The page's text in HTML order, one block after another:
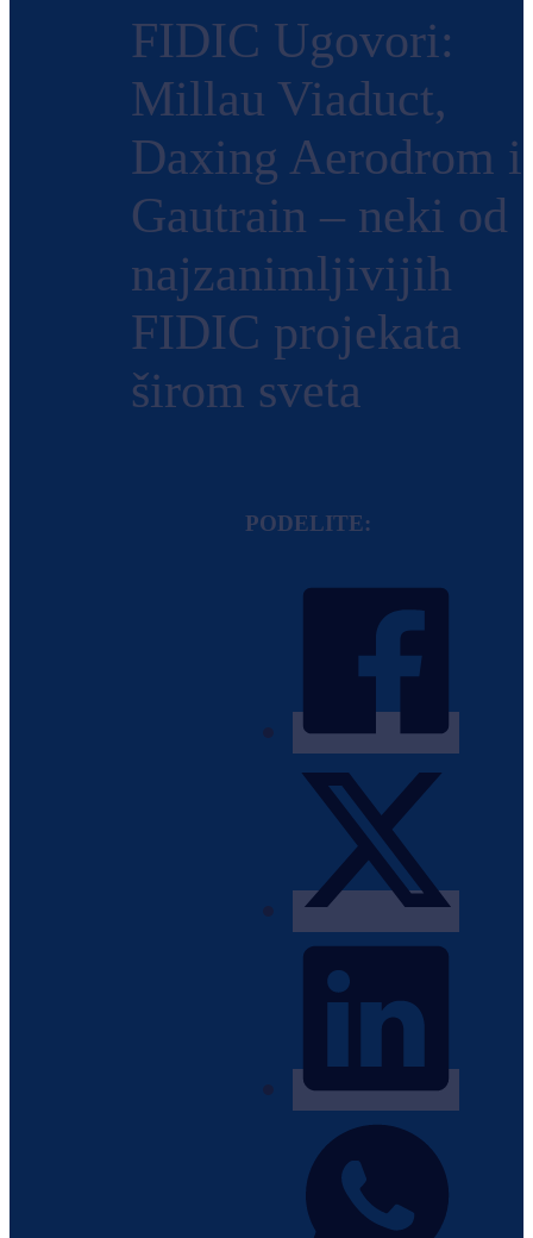
FIDIC Ugovori:
Millau Viaduct,
Daxing Aerodrom i
Gautrain – neki od
najzanimljivijih
FIDIC projekata
širom sveta
PODELITE: